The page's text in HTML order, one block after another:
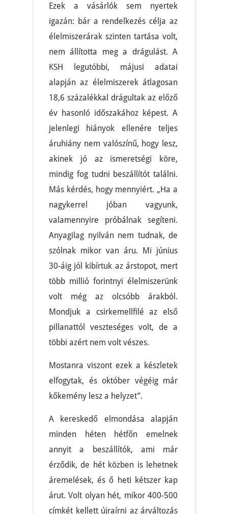
Ezek a vásárlók sem nyertek
igazán: bár a rendelkezés célja az
élelmiszerárak szinten tartása volt,
nem állította meg a drágulást. A
KSH legutóbbi, májusi adatai
alapján az élelmiszerek átlagosan
18,6 százalékkal drágultak az előző
év hasonló időszakához képest. A
jelenlegi hiányok ellenére teljes
áruhiány nem valószínű, hogy lesz,
akinek jó az ismeretségi köre,
mindig fog tudni beszállítót találni.
Más kérdés, hogy mennyiért. „Ha a
nagykerrel jóban vagyunk,
valamennyire próbálnak segíteni.
Anyagilag nyilván nem tudnak, de
szólnak mikor van áru. Mi június
30-áig jól kibírtuk az árstopot, mert
több millió forintnyi élelmiszerünk
volt még az olcsóbb árakból.
Mondjuk a csirkemellfilé az első
pillanattól veszteséges volt, de a
többi azért nem volt vészes.
Mostanra viszont ezek a készletek
elfogytak, és október végéig már
kőkemény lesz a helyzet”.
A kereskedő elmondása alapján
minden héten hétfőn emelnek
annyit a beszállítók, ami már
érződik, de hét közben is lehetnek
áremelések, és ő heti kétszer kap
árut. Volt olyan hét, mikor 400-500
címkét kellett újraírni az árváltozás